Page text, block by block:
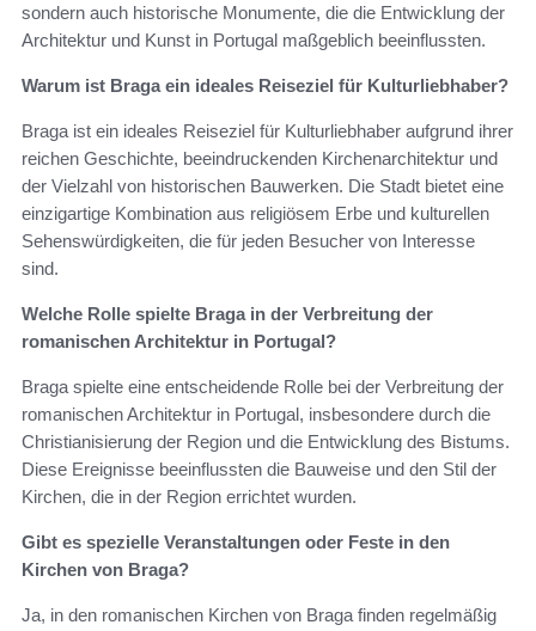
sondern auch historische Monumente, die die Entwicklung der
Architektur und Kunst in Portugal maßgeblich beeinflussten.
Warum ist Braga ein ideales Reiseziel für Kulturliebhaber?
Braga ist ein ideales Reiseziel für Kulturliebhaber aufgrund ihrer
reichen Geschichte, beeindruckenden Kirchenarchitektur und
der Vielzahl von historischen Bauwerken. Die Stadt bietet eine
einzigartige Kombination aus religiösem Erbe und kulturellen
Sehenswürdigkeiten, die für jeden Besucher von Interesse
sind.
Welche Rolle spielte Braga in der Verbreitung der
romanischen Architektur in Portugal?
Braga spielte eine entscheidende Rolle bei der Verbreitung der
romanischen Architektur in Portugal, insbesondere durch die
Christianisierung der Region und die Entwicklung des Bistums.
Diese Ereignisse beeinflussten die Bauweise und den Stil der
Kirchen, die in der Region errichtet wurden.
Gibt es spezielle Veranstaltungen oder Feste in den
Kirchen von Braga?
Ja, in den romanischen Kirchen von Braga finden regelmäßig